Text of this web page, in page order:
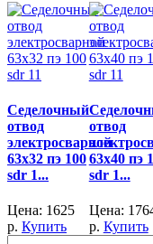
Седелочный
отвод
электросварной
63x32 пэ 100
sdr 1...
Цена: 1625
р. Купить
отвод
63x40 пэ
sdr 1...
Цена:
р. Купить